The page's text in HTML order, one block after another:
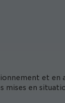
et en
mises en